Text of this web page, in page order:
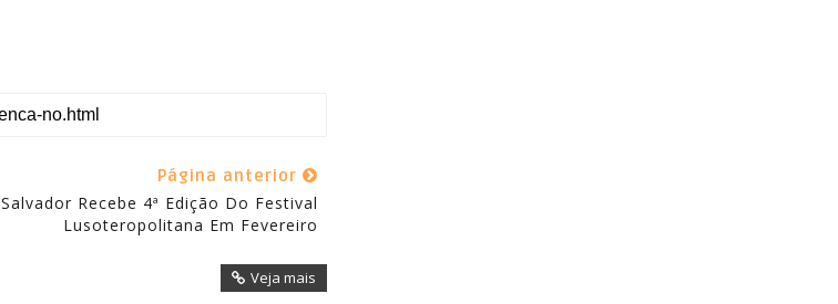
Página anterior
Salvador Recebe 4ª Edição Do Festival
Lusoteropolitana Em Fevereiro
Veja mais